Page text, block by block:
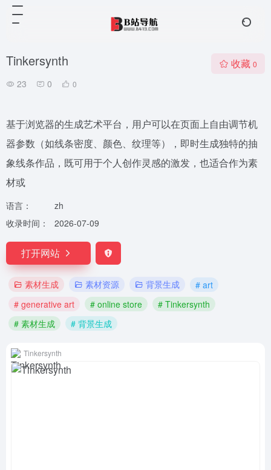
Tinkersynth
23 0 0
收藏 0
基于浏览器的生成艺术平台，用户可以在页面上自由调节机
器参数（如线条密度、颜色、纹理等），即时生成独特的抽
象线条作品，既可用于个人创作灵感的激发，也适合作为素
材或
语言：
zh
收录时间：
2026-07-09
打开网站
素材生成 素材资源 背景生成
# art
# generative art
# online store
# Tinkersynth
# 素材生成
# 背景生成
Tinkersynth